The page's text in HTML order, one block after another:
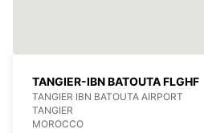
TANGIER-IBN BATOUTA FLGHF
TANGIER IBN BATOUTA AIRPORT
TANGIER
MOROCCO